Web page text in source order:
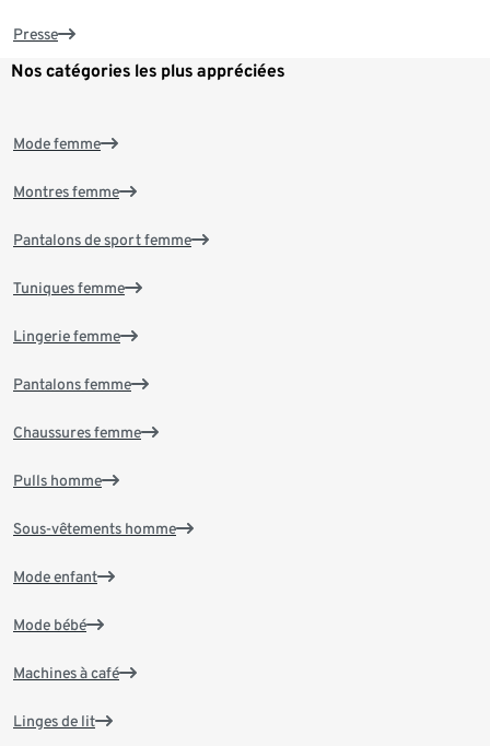
Presse
Nos catégories les plus appréciées
Mode femme
Montres femme
Pantalons de sport femme
Tuniques femme
Lingerie femme
Pantalons femme
Chaussures femme
Pulls homme
Sous-vêtements homme
Mode enfant
Mode bébé
Machines à café
Linges de lit